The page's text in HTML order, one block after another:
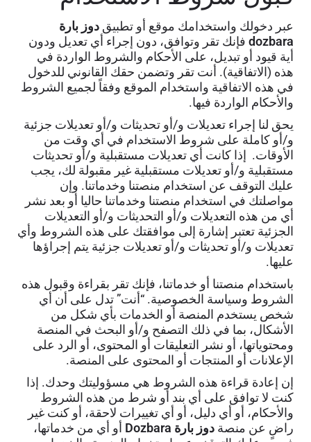
عبر دخولك واستخدامك موقع أو تطبيق دوز بارة
dozbara فإنك تقر وتوافق، دون إجراء أي تعديل ودون
أية قيود أو تبديل، على الأحكام والشروط الواردة في
هذه (الاتفاقية). أنت تقر وتضمن حقك القانوني للدخول
في هذه الاتفاقية واستخدام الموقع وفقاً لجميع الشروط
والأحكام الواردة فيها.
يحق لنا إجراء تعديلات و/أو تحديثات و/أو تعديلات جزئية
و/أو كاملة على شروط الاستخدام في أي وقت من
الأوقات. إذا كانت أي تعديلات مستقبلية و/أو تحديثات
مستقبلية و/أو تعديلات مستقبلية غير مقبولة لك، يجب
عليك التوقف عن استخدام منصتنا وخدماتنا. وإن
مواصلتك في استخدام منصتنا وخدماتنا حاليا أو بعد نشر
أي من هذه التعديلات و/أو التحديثات و/أو التعديلات
الجزئية تعتبر إشارة إلى موافقتك على هذه الشروط وأي
تعديلات و/أو تحديثات و/أو تعديلات جزئية يتم إجراؤها
عليها.
باستخدام منصتنا أو خدماتنا، فإنك تقر بقراءة وقبول هذه
الشروط وسياسة الخصوصية. “أنت” تدل على أن أي
شخص يستخدم المنصة أو الخدمات بأي شكل من
الأشكال، بما في ذلك التصفح و/أو البحث في المنصة
ومحتوياتها، أو نشر التعليقات أو المحتوى، أو الرد على
الإعلانات أو المنتجات أو المحتوى على المنصة.
إن إعادة قراءة هذه الشروط هي مسؤوليتك وحدك. إذا
كنت لا توافق على أي بند أو شرط من هذه الشروط
والأحكام، أو أي دليل، أو أي تغييرات لاحقة، أو كنت غير
راضٍ عن منصة دوز بارة Dozbara
أو أي من خدماتها،